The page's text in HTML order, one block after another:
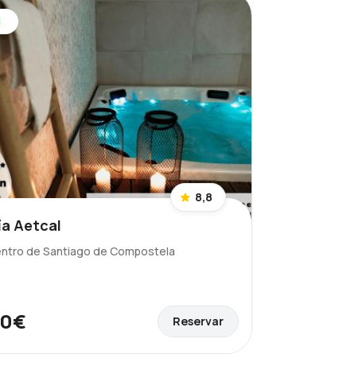
8,8
Aetcal
de Santiago de Compostela
Reservar